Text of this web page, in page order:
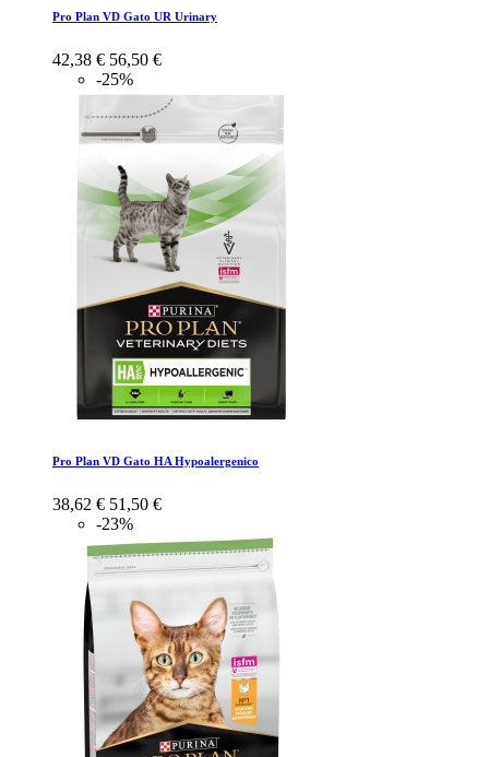
Pro Plan VD Gato UR Urinary
42,38 € 56,50 €
-25%
Pro Plan VD Gato HA Hypoalergenico
38,62 € 51,50 €
-23%